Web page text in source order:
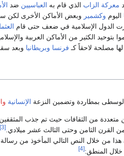
معركة الزاب الذي قام به العباسيين ضد
اليوم وكشمير وبعض الأماكن الأخرى لكن
الدول الإسلامية في ضعف حتى قام
مصلحة لاحقاً كـ فرنسا وبريطانيا وبعد
بمطاردة وتضمين النزعة الإنسانية
من الثقافات حيث تم جذب المثقفين
القرن الثامن وحتى الثالث عشر ميلادي. [3]
هذا من خلال النص التالي المأخوذ من
المنطق:[4]